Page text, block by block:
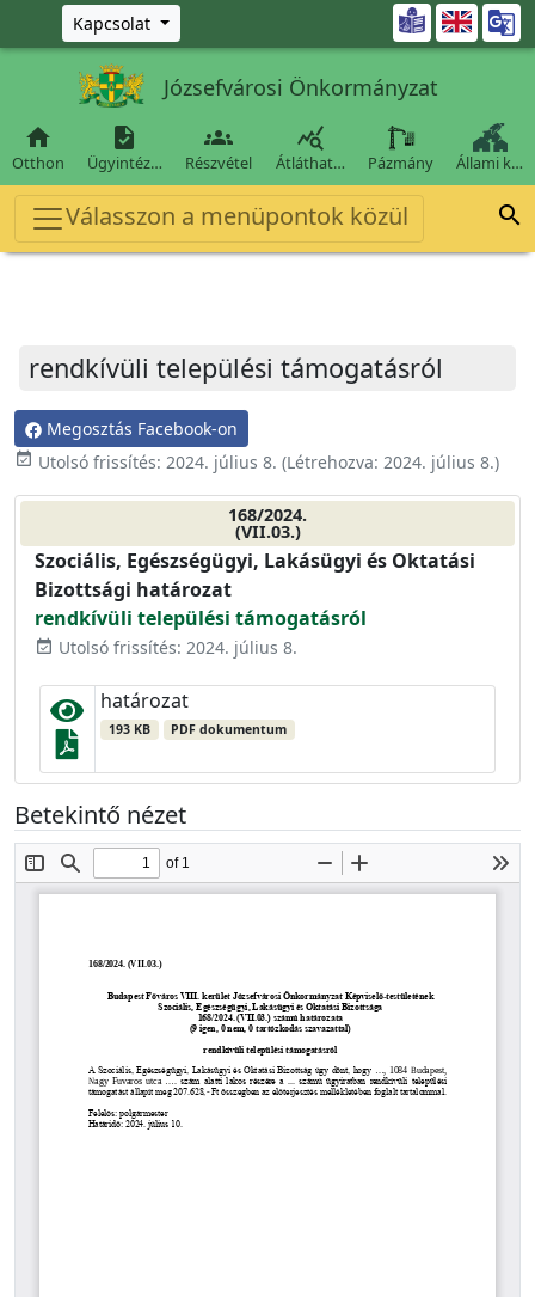
Ugrás a fő tartalomra
Kapcsolat 
Józsefvárosi Önkormányzat

Otthon

Ügyintéz…

Részvétel

Átláthat… Pázmány Állami k…
Válasszon a menüpontok közül 
rendkívüli települési támogatásról
Megosztás Facebook-on
event_available Utolsó frissítés: 2024. július 8. (Létrehozva: 2024. július 8.)
168/2024.
(VII.03.)
Szociális, Egészségügyi, Lakásügyi és Oktatási
Bizottsági határozat
rendkívüli települési támogatásról
event_available Utolsó frissítés: 2024. július 8.
határozat
193 KB PDF dokumentum
Betekintő nézet